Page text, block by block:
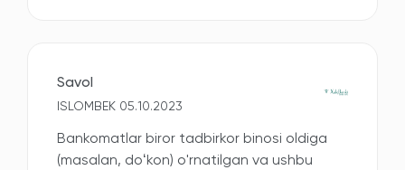
Savol
ISLOMBEK 05.10.2023
Bankomatlar biror tadbirkor binosi oldiga
(masalan, doʻkon) o'rnatilgan va ushbu